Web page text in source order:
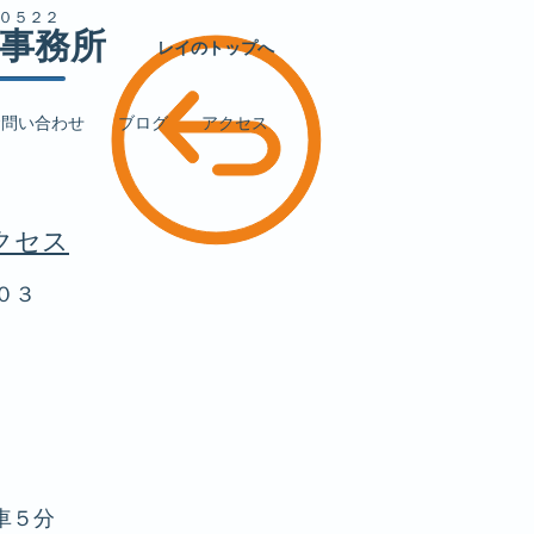
務所
５２２
レイのトップへ
い合わせ ブログ アクセス
セス
０３
分